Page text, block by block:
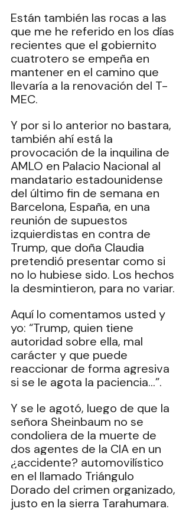
Están también las rocas a las
que me he referido en los días
recientes que el gobiernito
cuatrotero se empeña en
mantener en el camino que
llevaría a la renovación del T-
MEC.
Y por si lo anterior no bastara,
también ahí está la
provocación de la inquilina de
AMLO en Palacio Nacional al
mandatario estadounidense
del último fin de semana en
Barcelona, España, en una
reunión de supuestos
izquierdistas en contra de
Trump, que doña Claudia
pretendió presentar como si
no lo hubiese sido. Los hechos
la desmintieron, para no variar.
Aquí lo comentamos usted y
yo: “Trump, quien tiene
autoridad sobre ella, mal
carácter y que puede
reaccionar de forma agresiva
si se le agota la paciencia…”.
Y se le agotó, luego de que la
señora Sheinbaum no se
condoliera de la muerte de
dos agentes de la CIA en un
¿accidente? automovilístico
en el llamado Triángulo
Dorado del crimen organizado,
justo en la sierra Tarahumara.